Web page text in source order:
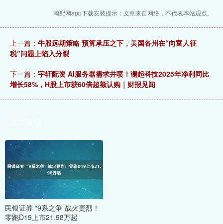
淘配网app下载安装提示：文章来自网络，不代表本站观点。
上一篇： 牛股远期策略 预算承压之下，美国各州在“向富人征
税”问题上陷入分裂
下一篇： 宇轩配资 AI服务器需求井喷！澜起科技2025年净利同比
增长58%，H股上市获60倍超额认购｜财报见闻
民银证券 “9系之争”战火更烈！
零跑D19上市21.98万起